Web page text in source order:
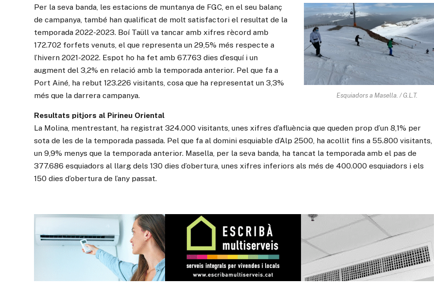
Esquiadors a Masella. / G.L.T.
Per la seva banda, les estacions de muntanya de FGC, en el seu balanç
de campanya, també han qualificat de molt satisfactori el resultat de la
temporada 2022-2023. Boí Taüll va tancar amb xifres rècord amb
172.702 forfets venuts, el que representa un 29,5% més respecte a
l’hivern 2021-2022. Espot ho ha fet amb 67.763 dies d’esquí i un
augment del 3,2% en relació amb la temporada anterior. Pel que fa a
Port Ainé, ha rebut 123.226 visitants, cosa que ha representat un 3,3%
més que la darrera campanya.
Resultats pitjors al Pirineu Oriental
La Molina, mentrestant, ha registrat 324.000 visitants, unes xifres d’afluència que queden prop d’un 8,1% per
sota de les de la temporada passada. Pel que fa al domini esquiable d’Alp 2500, ha acollit fins a 55.800 visitants,
un 9,9% menys que la temporada anterior. Masella, per la seva banda, ha tancat la temporada amb el pas de
377.686 esquiadors al llarg dels 130 dies d’obertura, unes xifres inferiors als més de 400.000 esquiadors i els
150 dies d’obertura de l’any passat.